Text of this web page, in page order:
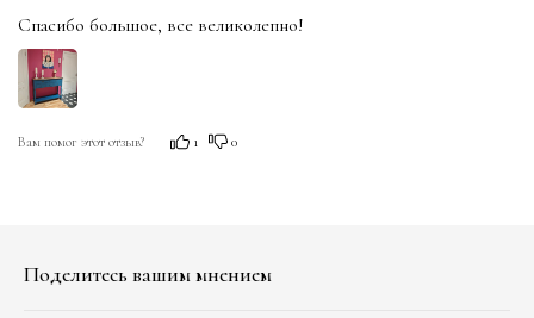
Спасибо большое, все великолепно!
Вам помог этот отзыв? 1 0
Поделитесь вашим мнением